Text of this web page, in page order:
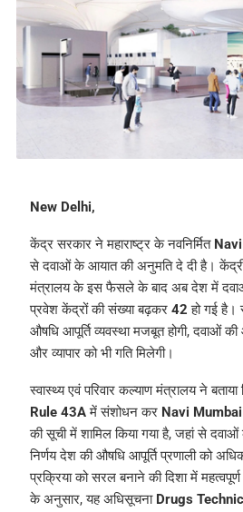
New Delhi,
केंद्र सरकार ने महाराष्ट्र के नवनिर्मित
से दवाओं के आयात की अनुमति दे दी है।
मंत्रालय के इस फैसले के बाद अब देश में
प्रवेश केंद्रों की संख्या बढ़कर 42 हो गई है।
औषधि आपूर्ति व्यवस्था मजबूत होगी, दवाओं
और व्यापार को भी गति मिलेगी।
स्वास्थ्य एवं परिवार कल्याण मंत्रालय ने बताया
Rule 43Aमें संशोधन कर Navi
की सूची में शामिल किया गया है, जहां से
निर्णय देश की औषधि आपूर्ति प्रणाली को
प्रक्रिया को सरल बनाने की दिशा में
के अनुसार, यह अधिसूचना Drugs